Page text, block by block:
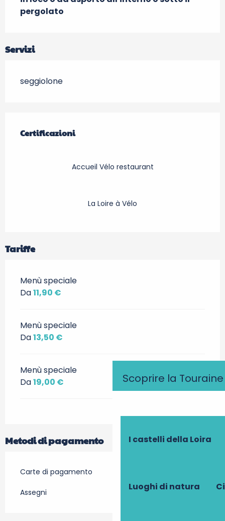
Scoprire la Touraine
I castelli della Loira
Luoghi di natura
pergolato
Servizi
seggiolone
Certificazioni
Certificazioni
Accueil Vélo restaurant
La Loire à Vélo
Tariffe
Menù speciale
Da11,90 €
Menù speciale
Da13,50 €
Menù speciale
Da19,00 €
Metodi di pagamento
Carte di pagamento
Assegni